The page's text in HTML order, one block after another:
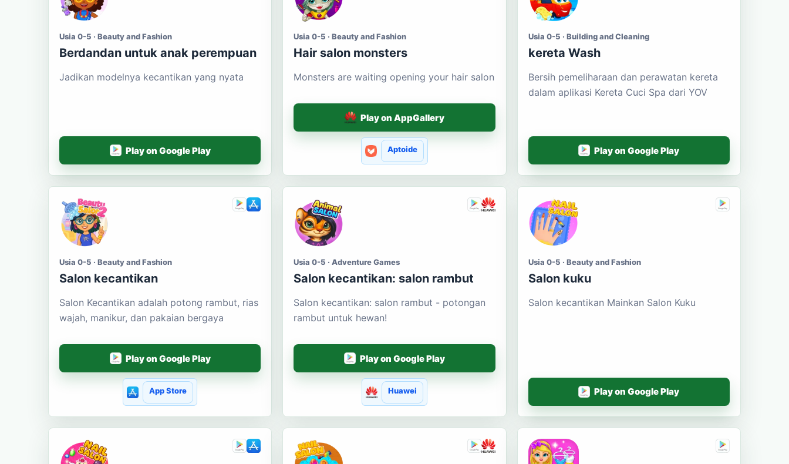
Usia 0-5 · Beauty and Fashion
Berdandan untuk anak perempuan
Jadikan modelnya kecantikan yang nyata
Play on Google Play
Usia 0-5 · Beauty and Fashion
Hair salon monsters
Monsters are waiting opening your hair salon
Play on AppGallery
Aptoide
Usia 0-5 · Building and Cleaning
kereta Wash
Bersih pemeliharaan dan perawatan kereta
dalam aplikasi Kereta Cuci Spa dari YOV
Play on Google Play
Usia 0-5 · Beauty and Fashion
Salon kecantikan
Salon Kecantikan adalah potong rambut, rias
wajah, manikur, dan pakaian bergaya
Play on Google Play
App Store
Usia 0-5 · Adventure Games
Salon kecantikan: salon rambut
Salon kecantikan: salon rambut - potongan
rambut untuk hewan!
Play on Google Play
Huawei
Usia 0-5 · Beauty and Fashion
Salon kuku
Salon kecantikan Mainkan Salon Kuku
Play on Google Play